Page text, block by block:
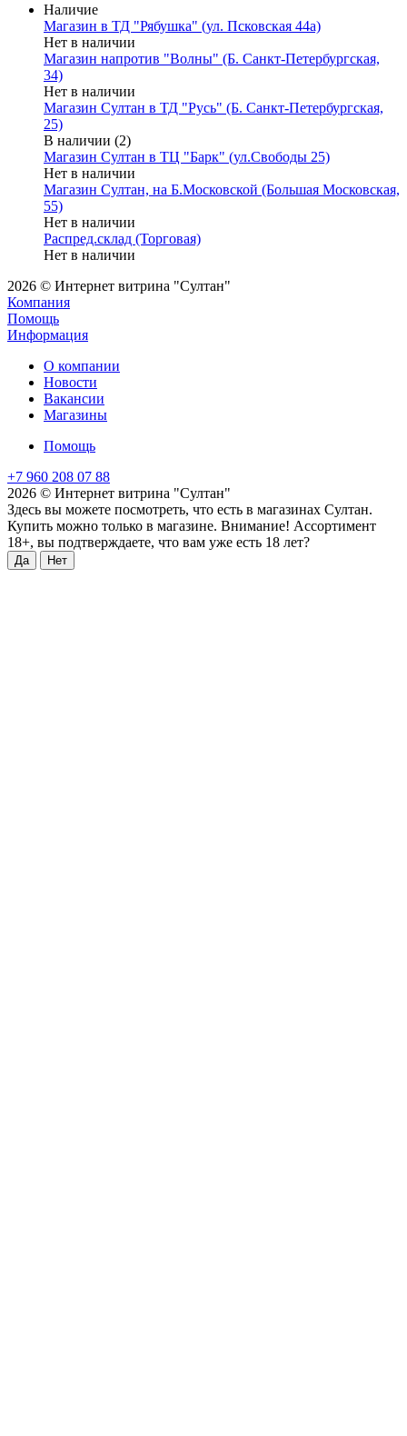
Наличие
Магазин в ТД "Рябушка" (ул. Псковская 44а)
Нет в наличии
Магазин напротив "Волны" (Б. Санкт-Петербургская,
34)
Нет в наличии
Магазин Султан в ТД "Русь" (Б. Санкт-Петербургская,
25)
В наличии (2)
Магазин Султан в ТЦ "Барк" (ул.Свободы 25)
Нет в наличии
Магазин Султан, на Б.Московской (Большая Московская,
55)
Нет в наличии
Распред.склад (Торговая)
Нет в наличии
2026 © Интернет витрина "Султан"
Компания
Помощь
Информация
О компании
Новости
Вакансии
Магазины
Помощь
+7 960 208 07 88
2026 © Интернет витрина "Султан"
Здесь вы можете посмотреть, что есть в магазинах Султан.
Купить можно только в магазине. Внимание! Ассортимент
18+, вы подтверждаете, что вам уже есть 18 лет?